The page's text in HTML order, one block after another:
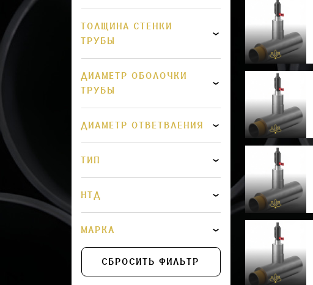
ТОЛЩИНА СТЕНКИ
ТРУБЫ
ДИАМЕТР ОБОЛОЧКИ
ТРУБЫ
ДИАМЕТР ОТВЕТВЛЕНИЯ
ТИП
НТД
МАРКА
СБРОСИТЬ ФИЛЬТР